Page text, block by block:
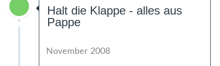
Halt die Klappe - alles aus
Pappe
November 2008